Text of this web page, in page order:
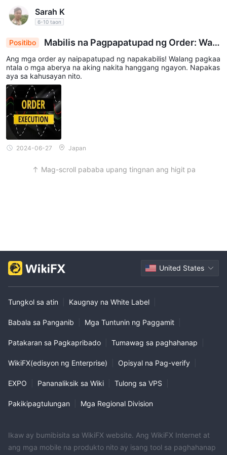
Sarah K
6-10 taon
Positibo
Mabilis na Pagpapatupad ng Order: Wala
ng Kapintasan na Katiyakan na Naranasan
Ang mga order ay naipapatupad ng napakabilis! Walang pagkaa
ntala o mga aberya na aking nakita hanggang ngayon. Napakas
aya sa kahusayan nito.
2024-06-27 Japan
Mag-scroll pababa upang tingnan ang higit pa
United States
Tungkol sa atin Kaugnay na White Label
Babala sa Panganib Mga Tuntunin ng Paggamit
Patakaran sa Pagkapribado Tumawag sa paghahanap
WikiFX(edisyon ng Enterprise) Opisyal na Pag-verify
EXPO Pananaliksik sa Wiki Tulong sa VPS
Pakikipagtulungan Mga Regional Division
Ikaw ay bumibisita sa WikiFX website. Ang WikiFX Internet at
ang mga mobile na produkto nito ay isang tool sa paghahanap